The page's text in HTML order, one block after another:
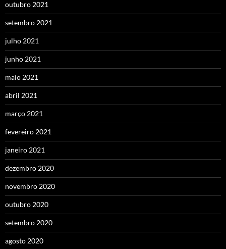
outubro 2021
setembro 2021
julho 2021
junho 2021
maio 2021
abril 2021
março 2021
fevereiro 2021
janeiro 2021
dezembro 2020
novembro 2020
outubro 2020
setembro 2020
agosto 2020